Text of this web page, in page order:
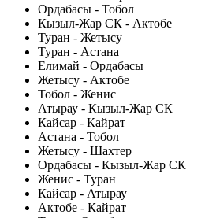
Ордабасы - Тобол
Кызыл-Жар СК - Актобе
Туран - Жетысу
Туран - Астана
Елимай - Ордабасы
Жетысу - Актобе
Тобол - Женис
Атырау - Кызыл-Жар СК
Кайсар - Кайрат
Астана - Тобол
Жетысу - Шахтер
Ордабасы - Кызыл-Жар СК
Женис - Туран
Кайсар - Атырау
Актобе - Кайрат